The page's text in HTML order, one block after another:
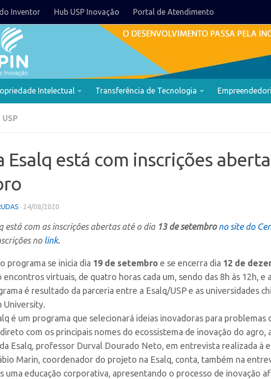
Inventor Hub USP Inovação Portal de Atendimento
Intelectual Transferência de Tecnologia
USP
Esalq está com inscrições
· 24/08/2020
está com as inscrições abertas até o dia 13 de setembro no site do
no link.
programa se inicia dia 19 de setembro e se encerra dia 12 de
virtuais, de quatro horas cada um, sendo das 8h às 12h,
é resultado da parceria entre a Esalq/USP e as universidades
University.
é um programa que selecionará ideias inovadoras para
com os principais nomes do ecossistema de inovação do agro,
Esalq, professor Durval Dourado Neto, em entrevista realizada à
Marin, coordenador do projeto na Esalq, conta, também na
uma educação corporativa, apresentando o processo de inovação